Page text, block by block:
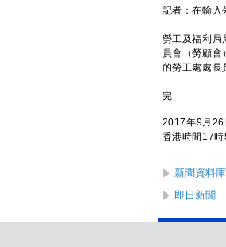
記者：在輸入
勞工及福利局
員會（勞顧
的勞工處處長
完
2017年9月26
香港時間17
新聞資料庫
即日新聞